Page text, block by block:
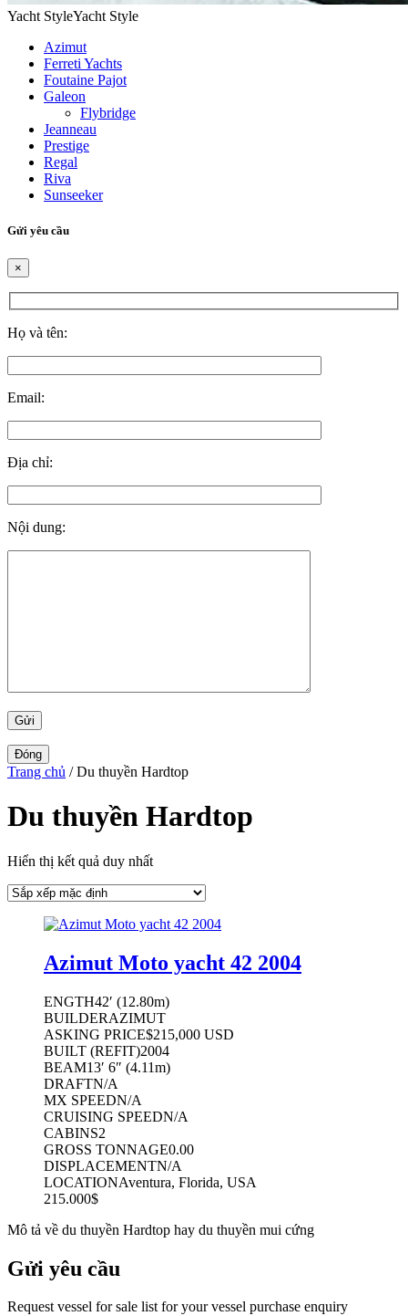
Yacht StyleYacht Style
Azimut
Ferreti Yachts
Foutaine Pajot
Galeon
Flybridge
Jeanneau
Prestige
Regal
Riva
Sunseeker
Gửi yêu cầu
×
Họ và tên:
Email:
Địa chỉ:
Nội dung:
Đóng
Trang chủ / Du thuyền Hardtop
Du thuyền Hardtop
Hiển thị kết quả duy nhất
Azimut Moto yacht 42 2004
ENGTH42′ (12.80m)
BUILDERAZIMUT
ASKING PRICE$215,000 USD
BUILT (REFIT)2004
BEAM13′ 6″ (4.11m)
DRAFTN/A
MX SPEEDN/A
CRUISING SPEEDN/A
CABINS2
GROSS TONNAGE0.00
DISPLACEMENTN/A
LOCATIONAventura, Florida, USA
215.000$
Mô tả về du thuyền Hardtop hay du thuyền mui cứng
Gửi yêu cầu
Request vessel for sale list for your vessel purchase enquiry